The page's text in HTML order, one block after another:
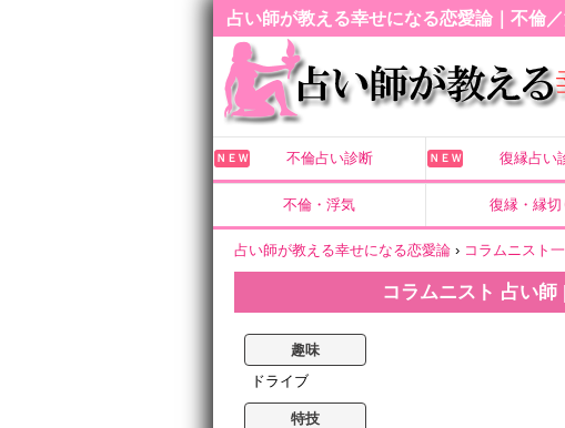
占い師が教える幸せになる恋愛論｜不倫
ＮＥＷ 不倫占い診断 ＮＥＷ 復縁占い
不倫・浮気 復縁・縁切
占い師が教える幸せになる恋愛論 › コラムニスト
コラムニスト 占い
趣味
ドライブ
特技